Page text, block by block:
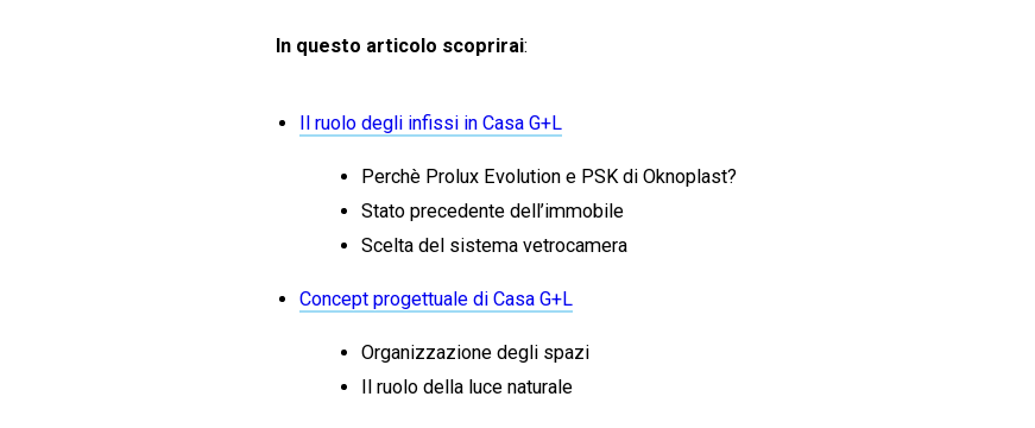
In questo articolo scoprirai:
Il ruolo degli infissi in Casa G+L
Perchè Prolux Evolution e PSK di Oknoplast?
Stato precedente dell’immobile
Scelta del sistema vetrocamera
Concept progettuale di Casa G+L
Organizzazione degli spazi
Il ruolo della luce naturale